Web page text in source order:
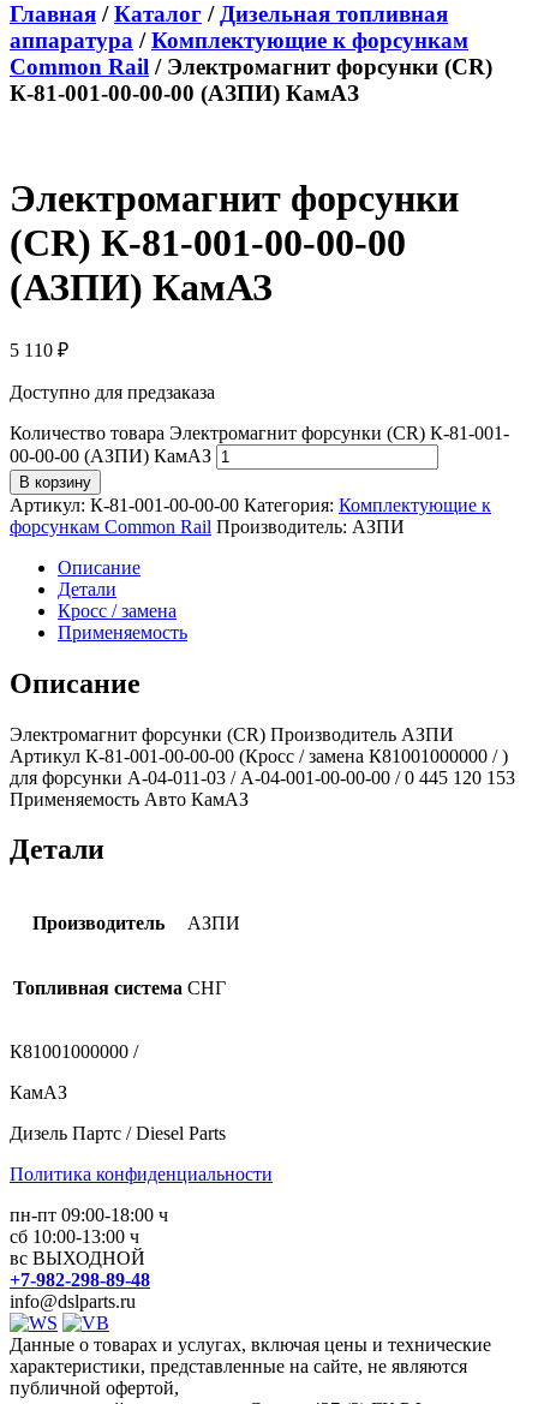
Главная /Каталог / Дизельная топливная
аппаратура /Комплектующие к форсункам
Common Rail / Электромагнит форсунки (CR)
К-81-001-00-00-00 (АЗПИ) КамАЗ
Электромагнит форсунки
(CR) К-81-001-00-00-00
(АЗПИ) КамАЗ
5 110 ₽
Доступно для предзаказа
Количество товара Электромагнит форсунки (CR) К-81-001-
00-00-00 (АЗПИ) КамАЗ
В корзину
Артикул: К-81-001-00-00-00 Категория: Комплектующие к
форсункам Common Rail Производитель: АЗПИ
Описание
Детали
Кросс / замена
Применяемость
Описание
Электромагнит форсунки (CR) Производитель АЗПИ
Артикул К-81-001-00-00-00 (Кросс / замена К81001000000 / )
для форсунки А-04-011-03 / А-04-001-00-00-00 / 0 445 120 153
Применяемость Авто КамАЗ
Детали
Производитель АЗПИ
Топливная система СНГ
К81001000000 /
КамАЗ
Дизель Партс / Diesel Parts
Политика конфиденциальности
пн-пт 09:00-18:00 ч
сб 10:00-13:00 ч
вс ВЫХОДНОЙ
+7-982-298-89-48
info@dslparts.ru
Данные о товарах и услугах, включая цены и технические
характеристики, представленные на сайте, не являются
публичной офертой,